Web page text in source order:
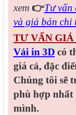
xem 👉Tư vấn
và giá bán chi
TƯ VẤN GIÁ
Vải in 3Dcó
giá cả, đặc
Chúng tôi sẽ
phù hợp nhất
mình.